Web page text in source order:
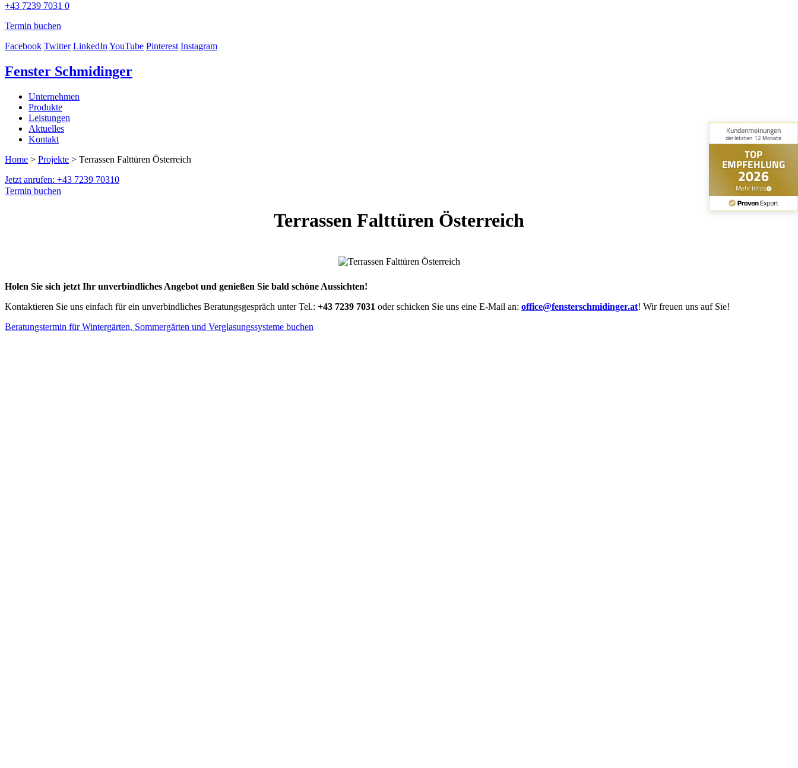
+43 7239 7031 0
Termin buchen
Facebook Twitter LinkedInYouTube Pinterest Instagram
Fenster Schmidinger
Unternehmen
Produkte
Leistungen
Aktuelles
Kontakt
Home > Projekte > Terrassen Falttüren Österreich
Jetzt anrufen: +43 7239 70310
Termin buchen
Terrassen Falttüren Österreich
Holen Sie sich jetzt Ihr unverbindliches Angebot und genießen Sie bald schöne Aussichten!
Kontaktieren Sie uns einfach für ein unverbindliches Beratungsgespräch unter Tel.: +43 7239 7031 oder schicken Sie uns eine E-Mail an: office@fensterschmidinger.at! Wir freuen uns auf Sie!
Beratungstermin für Wintergärten, Sommergärten und Verglasungssysteme buchen